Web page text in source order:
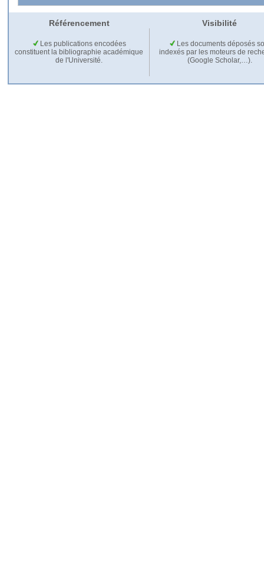
Référencement Visibilité
Les publications encodées
constituent la bibliographie académique
de l'Université.
Les documents déposés
indexés par les moteurs de
(Google Scholar,…).